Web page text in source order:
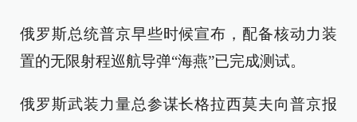
俄罗斯总统普京早些时候宣布，配备核动力装
置的无限射程巡航导弹“海燕”已完成测试。
俄罗斯武装力量总参谋长格拉西莫夫向普京报